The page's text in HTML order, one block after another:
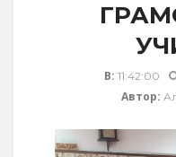
В: 11:42:00
Автор: